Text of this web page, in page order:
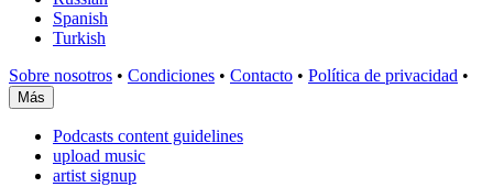
Spanish
Turkish
Sobre nosotros • Condiciones • Contacto • Política de privacidad •
Más
Podcasts content guidelines
upload music
artist signup